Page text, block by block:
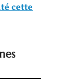
cette